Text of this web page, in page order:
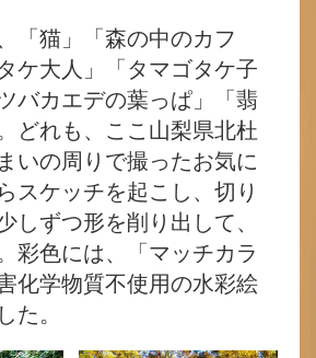
「猫」「森の中のカフ
ケ大人」「タマゴタケ子
バカエデの葉っぱ」「翡
どれも、ここ山梨県北杜
いの周りで撮ったお気に
スケッチを起こし、切り
しずつ形を削り出して、
彩色には、「マッチカラ
化学物質不使用の水彩絵
た。